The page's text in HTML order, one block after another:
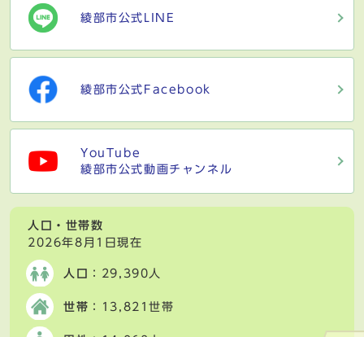
綾部市公式LINE
綾部市公式Facebook
YouTube
綾部市公式動画チャンネル
人口・世帯数
2026年8月1日現在
人口 ：29,390人
世帯 ：13,821世帯